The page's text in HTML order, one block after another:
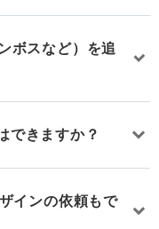
ボスなど）を追
できますか？
インの依頼もで